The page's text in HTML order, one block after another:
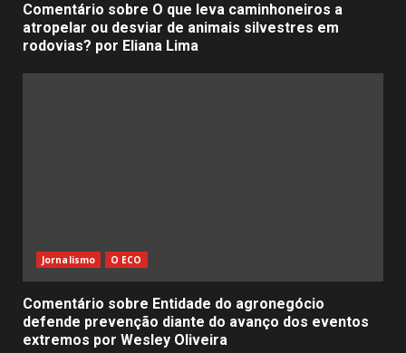
Comentário sobre O que leva caminhoneiros a
atropelar ou desviar de animais silvestres em
rodovias? por Eliana Lima
Jornalismo O ECO
Comentário sobre Entidade do agronegócio
defende prevenção diante do avanço dos eventos
extremos por Wesley Oliveira